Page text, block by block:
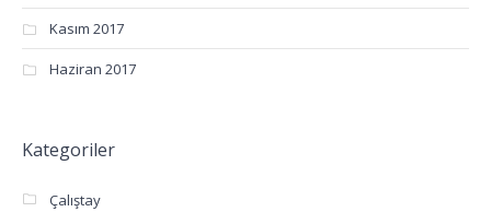
Kasım 2017
Haziran 2017
Kategoriler
Çalıştay